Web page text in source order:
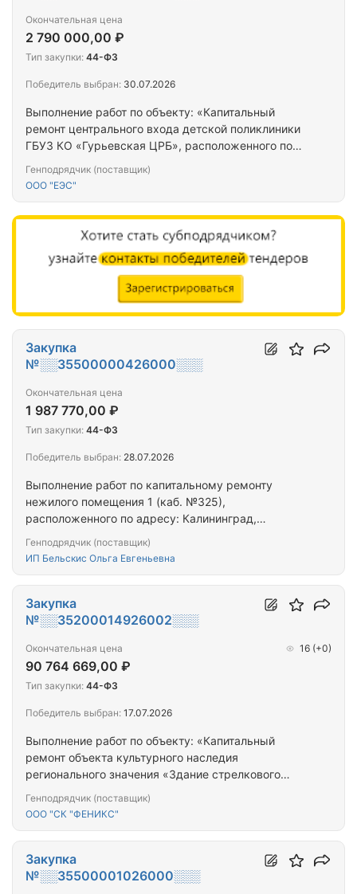
Выполнение работ по объекту: «Капитальный
ремонт центрального входа детской поликлиники
ГБУЗ КО «Гурьевская ЦРБ», расположенного по
Ленина, д. 11 а»
Генподрядчик (поставщик)
ООО "ЕЭС"
Окончательная цена
2 790 000,00 ₽
Тип закупки: 44-ФЗ
Победитель выбран: 30.07.2026
Выполнение работ по капитальному ремонту
нежилого помещения 1 (каб. №325),
расположенного по адресу: Калининград,
Генподрядчик (поставщик)
ИП Бельскис Ольга Евгеньевна
Закупка
№░░35500000426000░░░
Окончательная цена
1 987 770,00 ₽
Тип закупки: 44-ФЗ
Победитель выбран: 28.07.2026
Выполнение работ по объекту: «Капитальный
ремонт объекта культурного наследия
регионального значения «Здание стрелкового
адресу: Калининградская область, г. Гусев, ул.
Генподрядчик (поставщик)
ООО "СК "ФЕНИКС"
Закупка
№░░35200014926002░░░
Окончательная цена
90 764 669,00 ₽
16 (+0)
Тип закупки: 44-ФЗ
Победитель выбран: 17.07.2026
Закупка
№░░35500001026000░░░